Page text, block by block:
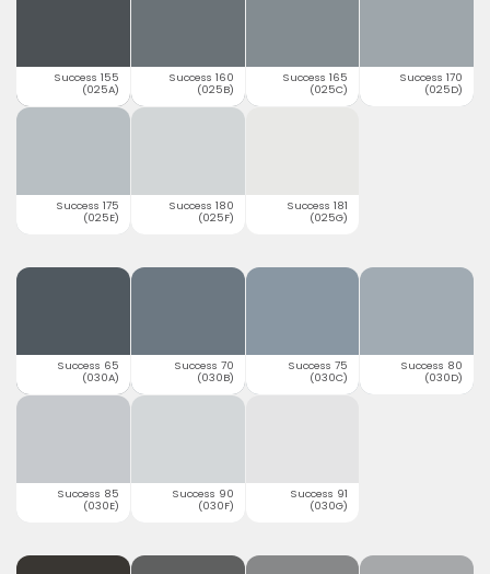
Success 155
(025A)
Success 160
(025B)
Success 165
(025C)
Success 170
(025D)
Success 175
(025E)
Success 180
(025F)
Success 181
(025G)
Success 65
(030A)
Success 70
(030B)
Success 75
(030C)
Success 80
(030D)
Success 85
(030E)
Success 90
(030F)
Success 91
(030G)